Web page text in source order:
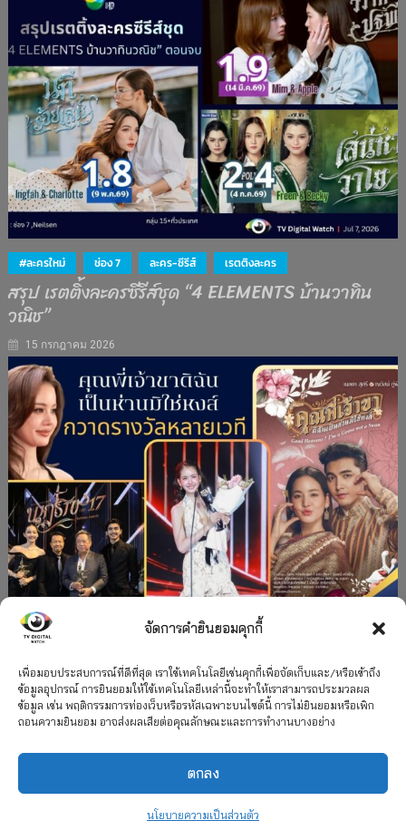
จัดการคำยินยอมคุกกี้
เพื่อมอบประสบการณ์ที่ดีที่สุด เราใช้เทคโนโลยีเช่นคุกกี้เพื่อจัดเก็บและ/หรือเข้าถึง
ข้อมูลอุปกรณ์ การยินยอมให้ใช้เทคโนโลยีเหล่านี้จะทำให้เราสามารถประมวลผล
ข้อมูล เช่น พฤติกรรมการท่องเว็บหรือรหัสเฉพาะบนไซต์นี้ การไม่ยินยอมหรือเพิก
ถอนความยินยอม อาจส่งผลเสียต่อคุณลักษณะและการทำงานบางอย่าง
ตกลง
นโยบายความเป็นส่วนตัว
#ละครใหม่ ช่อง 7 ละคร-ซีรีส์ เรตติงละคร
สรุป เรตติ้งละครซีรีส์ชุด “4 ELEMENTS บ้านวาทิน
วณิช”
15 กรกฎาคม 2026
”คุณพี่เจ้าขาดิฉันเป็นห่านมิใช่หงส์” กวาดรางวัล
เพียบ จาก 8 เวที
2026 TV Digital Watch All Rights Reserved.
รวมเรตติ้ง 2018-2022
สื่อวีดิทัศน์